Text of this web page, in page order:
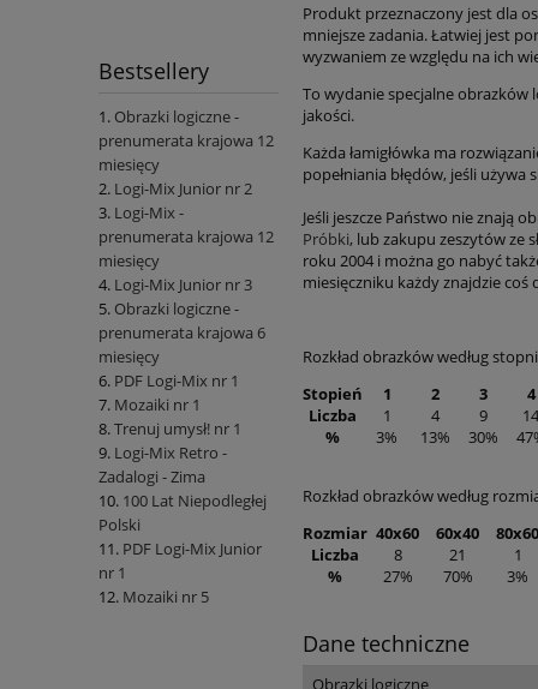
Bestsellery
Obrazki logiczne -
prenumerata krajowa 12
miesięcy
Logi-Mix Junior nr 2
Logi-Mix -
prenumerata krajowa 12
miesięcy
Logi-Mix Junior nr 3
Obrazki logiczne -
prenumerata krajowa 6
miesięcy
PDF Logi-Mix nr 1
Mozaiki nr 1
Trenuj umysł! nr 1
Logi-Mix Retro -
Zadalogi - Zima
100 Lat Niepodległej
Polski
PDF Logi-Mix Junior
nr 1
Mozaiki nr 5
Produkt przeznaczony jest dla
mniejsze zadania. Łatwiej jest
wyzwaniem ze względu na ich
To wydanie specjalne obrazków
jakości.
Każda łamigłówka ma
popełniania błędów, jeśli
Jeśli jeszcze Państwo nie znają
Próbki, lub zakupu zeszytów ze
roku 2004 i można go nabyć
miesięczniku każdy znajdzie coś
Rozkład obrazków według
Stopień
1 2 3 4
Liczba
1 4 9 14
%
3% 13% 30%
Rozkład obrazków według
Rozmiar 40x60 60x40
80x60
Liczba
8 21
1
%
27% 70% 3%
Dane techniczne
Obrazki logiczne